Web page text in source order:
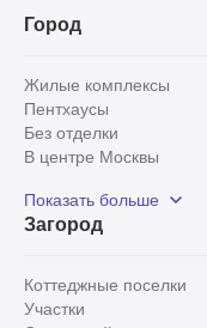
Город
Жилые комплексы
Пентхаусы
Без отделки
В центре Москвы
Рядом с парком
С панорамными окнами
Показать больше
Загород
Коттеджные поселки
Участки